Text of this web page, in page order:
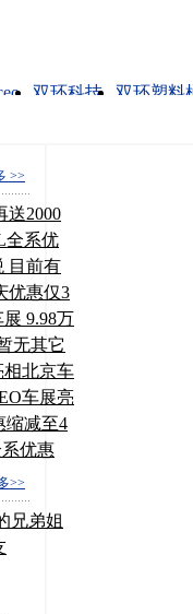
双环科技
双环塑料
>>
送2000
全系优
目前有
优惠仅3
9.98万
无其它
相北京车
车展亮
缩减至4
优惠
>>
兄弟姐